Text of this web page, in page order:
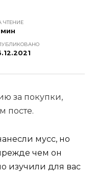
ЧТЕНИЕ
мин
за покупки,
посте.
мусс, но
чем он
изучили для вас